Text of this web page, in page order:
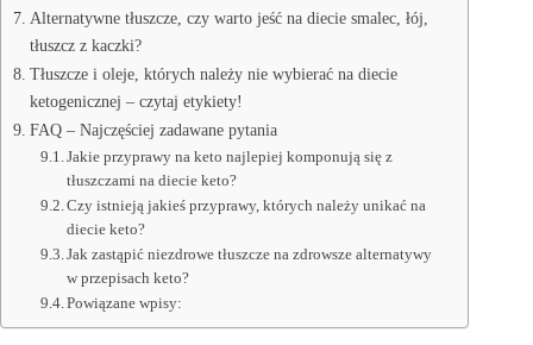
Alternatywne tłuszcze, czy warto jeść na diecie smalec, łój,
tłuszcz z kaczki?
Tłuszcze i oleje, których należy nie wybierać na diecie
ketogenicznej – czytaj etykiety!
FAQ – Najczęściej zadawane pytania
Jakie przyprawy na keto najlepiej komponują się z
tłuszczami na diecie keto?
Czy istnieją jakieś przyprawy, których należy unikać na
diecie keto?
Jak zastąpić niezdrowe tłuszcze na zdrowsze alternatywy
w przepisach keto?
Powiązane wpisy: